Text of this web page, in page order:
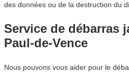
des données ou de la destruction du
Service de débarras
Paul-de-Vence
Nous pouvons vous aider pour le